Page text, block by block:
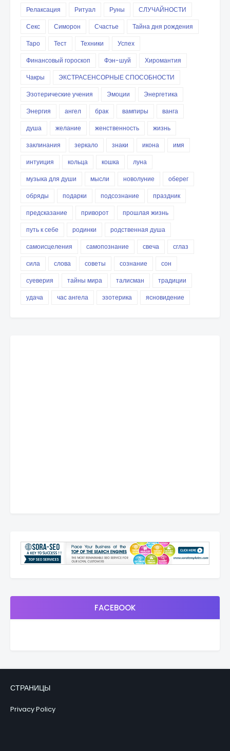
Релаксация
Ритуал Руны
СЛУЧАЙНОСТИ
Секс
Симорон Счастье
Тайна дня рождения
Таро
Тест Техники
Успех
Финансовый гороскоп
Фэн-шуй
Хиромантия
Чакры
ЭКСТРАСЕНСОРНЫЕ СПОСОБНОСТИ
Эзотерические учения
Эмоции
Энергетика
Энергия
ангел брак вампиры
ванга
душа
желание женственность
жизнь
заклинания
зеркало знаки икона
имя
интуиция
кольца кошка
луна
музыка для души
мысли новолуние
оберег
обряды
подарки подсознание
праздник
предсказание
приворот
прошлая жизнь
путь к себе
родинки
родственная душа
самоисцеления
самопознание свеча
сглаз
сила
слова советы сознание
сон
суеверия
тайны мира талисман
традиции
удача
час ангела эзотерика ясновидение
FACEBOOK
СТРАНИЦЫ
Privacy Policy